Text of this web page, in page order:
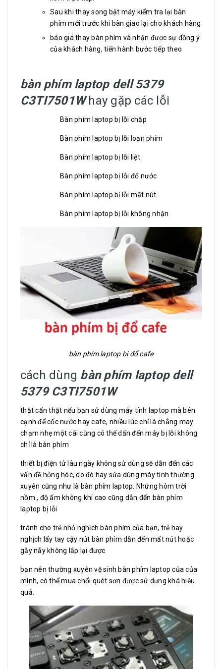
Sau khi thay song bật máy kiểm tra lại bàn
phím mới trước khi bàn giao lại cho khách hàng
báo giá thay bàn phím và nhận được sự đồng ý
của khách hàng, tiến hành bước tiếp theo
bàn phím laptop dell 5379
C3TI7501Whay gặp các lỗi
Bàn phím laptop bị lỗi chập
Bàn phím laptop bị lỗi loạn phím
Bàn phím laptop bị lỗi liệt
Bàn phím laptop bị lỗi đổ nước
Bàn phím laptop bị lỗi mất nút
Bàn phím laptop bị lỗi không nhận
bàn phím laptop bị đổ cafe
cách dùng bàn phím laptop dell
5379 C3TI7501W
thật cẩn thật nếu bạn sử dùng máy tính laptop mà bên
cạnh để cốc nước hay cafe, nhiều lúc chỉ là chẳng may
chạm nhẹ một cái cũng có thể dấn đến máy bị lỗi không
chỉ là bàn phím
thiết bị điện tử lâu ngày không sử dùng sẽ dẫn đến các
vấn đề hỏng hóc, do đó hay sửa dùng máy tính thường
xuyên cũng như là bàn phím laptop. Những hôm trời
nồm , độ ẩm không khí cao cũng dẫn đến bàn phím
laptop bị lỗi
tránh cho trẻ nhỏ nghịch bàn phím của bạn, trẻ hay
nghịch lấy tay cậy nút bàn phím dẫn đến mất nút hoặc
gẫy nẫy không lắp lại được
bạn nên thường xuyên vệ sinh bàn phím laptop của của
mình, có thể mua chổi quét sơn được sử dụng khá hiệu
quả.